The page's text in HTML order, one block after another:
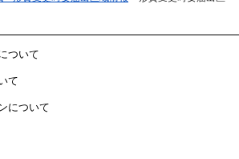
ついて
て
について